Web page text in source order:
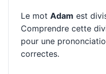
Le mot Adam est
Comprendre cette
pour une
correctes.